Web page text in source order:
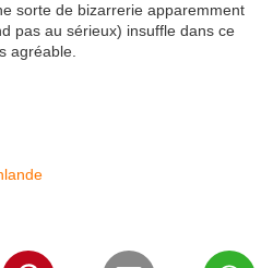
sorte de bizarrerie apparemment
pas au sérieux) insuffle dans ce
agréable.